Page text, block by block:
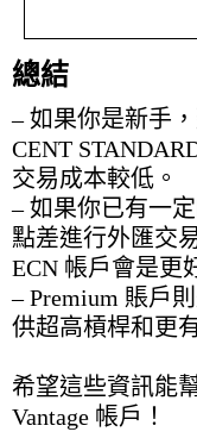
總結
– 如果你是新手
CENT
交易成本較低。
– 如果你已有一
點差進行外匯交
ECN 帳戶會是更
– Premium 賬戶
供超高槓桿和更
希望這些資訊能
Vantage 帳戶！